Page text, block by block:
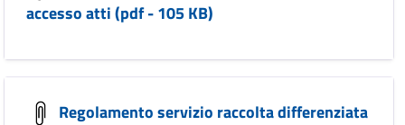
accesso atti (pdf - 105 KB)
Regolamento servizio raccolta differenziata